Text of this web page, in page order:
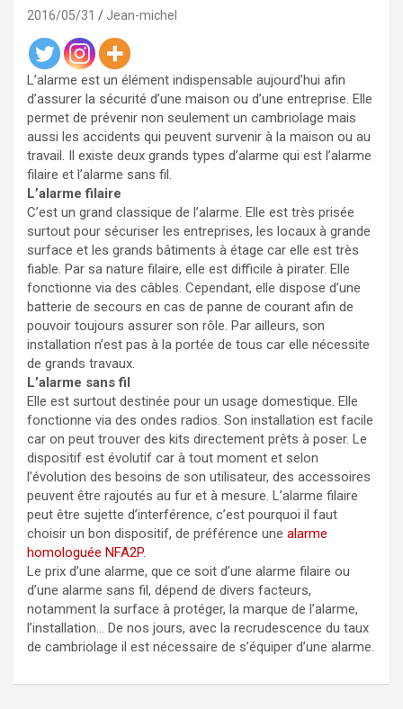
2016/05/31 Jean-michel
L’alarme est un élément indispensable aujourd’hui afin
d’assurer la sécurité d’une maison ou d’une entreprise. Elle
permet de prévenir non seulement un cambriolage mais
aussi les accidents qui peuvent survenir à la maison ou au
travail. Il existe deux grands types d’alarme qui est l’alarme
filaire et l’alarme sans fil.
L’alarme filaire
C’est un grand classique de l’alarme. Elle est très prisée
surtout pour sécuriser les entreprises, les locaux à grande
surface et les grands bâtiments à étage car elle est très
fiable. Par sa nature filaire, elle est difficile à pirater. Elle
fonctionne via des câbles. Cependant, elle dispose d’une
batterie de secours en cas de panne de courant afin de
pouvoir toujours assurer son rôle. Par ailleurs, son
installation n’est pas à la portée de tous car elle nécessite
de grands travaux.
L’alarme sans fil
Elle est surtout destinée pour un usage domestique. Elle
fonctionne via des ondes radios. Son installation est facile
car on peut trouver des kits directement prêts à poser. Le
dispositif est évolutif car à tout moment et selon
l’évolution des besoins de son utilisateur, des accessoires
peuvent être rajoutés au fur et à mesure. L’alarme filaire
peut être sujette d’interférence, c’est pourquoi il faut
choisir un bon dispositif, de préférence une alarme
homologuée NFA2P.
Le prix d’une alarme, que ce soit d’une alarme filaire ou
d’une alarme sans fil, dépend de divers facteurs,
notamment la surface à protéger, la marque de l’alarme,
l’installation… De nos jours, avec la recrudescence du taux
de cambriolage il est nécessaire de s’équiper d’une alarme.